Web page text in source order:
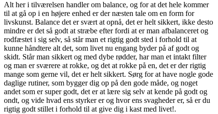
Alt her i tilværelsen handler om balance, og for at det hele kommer
til at gå op i en højere enhed er der næsten tale om en form for
livskunst. Balance det er svært at opnå, det er helt sikkert, ikke desto
mindre er det så godt at stræbe efter fordi at er man afbalanceret og
rodfæstet i sig selv, så står man et rigtig godt sted i forhold til at
kunne håndtere alt det, som livet nu engang byder på af godt og
skidt. Står man sikkert og med dybe rødder, har man et intakt filter
og man er sværere at rokke, og det at rokke på en, det er der rigtig
mange som gerne vil, det er helt sikkert. Sørg for at have nogle gode
daglige rutiner, som bygger dig op på den gode måde, og noget
andet som er super godt, det er at lære sig selv at kende på godt og
ondt, og vide hvad ens styrker er og hvor ens svagheder er, så er du
rigtig godt stillet i forhold til at give dig i kast med livet!.